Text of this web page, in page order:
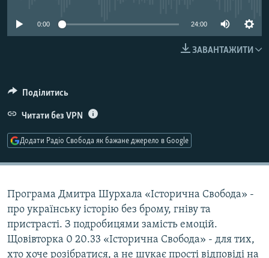
УКР
КТАТ
ДОЛУЧАЙСЯ!
0:00 24:00
ЗАВАНТАЖИТИ
Поділитись
Читати без VPN
Додати Радіо Свобода як бажане джерело в Google
Програма Дмитра Шурхала «Історична Свобода» -
про українську історію без брому, гніву та
пристрасті. З подробицями замість емоцій.
Щовівторка 0 20.33 «Історична Свобода» - для тих,
хто хоче розібратися, а не шукає прості відповіді на